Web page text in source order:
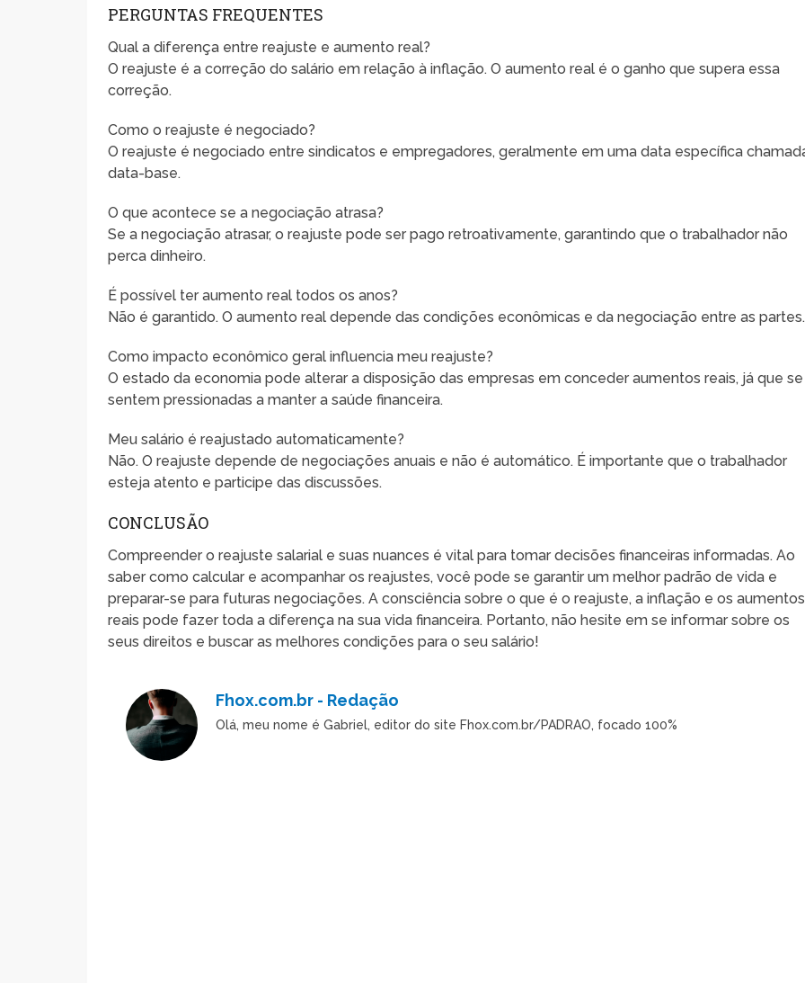
PERGUNTAS FREQUENTES
Qual a diferença entre reajuste e aumento real?
O reajuste é a correção do salário em relação à inflação. O aumento real é o ganho que supera essa
correção.
Como o reajuste é negociado?
O reajuste é negociado entre sindicatos e empregadores, geralmente em uma data específica
data-base.
O que acontece se a negociação atrasa?
Se a negociação atrasar, o reajuste pode ser pago retroativamente, garantindo que o trabalhador não
perca dinheiro.
É possível ter aumento real todos os anos?
Não é garantido. O aumento real depende das condições econômicas e da negociação entre as partes.
Como impacto econômico geral influencia meu reajuste?
O estado da economia pode alterar a disposição das empresas em conceder aumentos reais, já que se
sentem pressionadas a manter a saúde financeira.
Meu salário é reajustado automaticamente?
Não. O reajuste depende de negociações anuais e não é automático. É importante que o trabalhador
esteja atento e participe das discussões.
CONCLUSÃO
Compreender o reajuste salarial e suas nuances é vital para tomar decisões financeiras informadas. Ao
saber como calcular e acompanhar os reajustes, você pode se garantir um melhor padrão de vida e
preparar-se para futuras negociações. A consciência sobre o que é o reajuste, a inflação e os aumentos
reais pode fazer toda a diferença na sua vida financeira. Portanto, não hesite em se informar sobre os
seus direitos e buscar as melhores condições para o seu salário!
Fhox.com.br - Redação
Olá, meu nome é Gabriel, editor do site Fhox.com.br/PADRAO, focado 100%